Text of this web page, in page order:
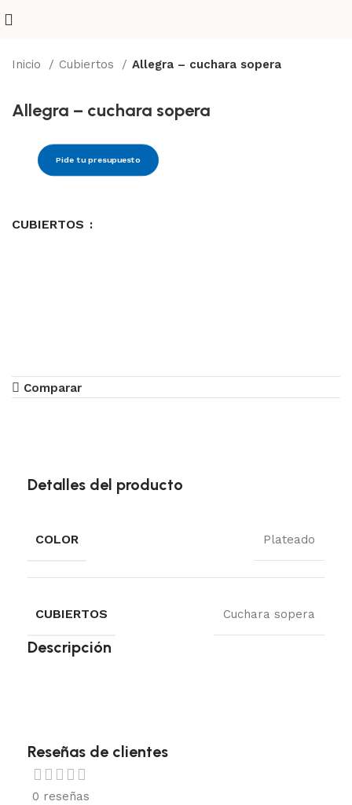
Inicio Cubiertos Allegra – cuchara sopera
Allegra – cuchara sopera
Pide tu presupuesto
CUBIERTOS
Comparar
Detalles del producto
COLOR Plateado
CUBIERTOS Cuchara sopera
Descripción
Reseñas de clientes
0 reseñas